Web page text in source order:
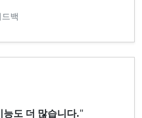
백
도 더 많습니다."